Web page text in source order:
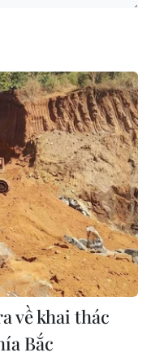
về khai thác
Bắc